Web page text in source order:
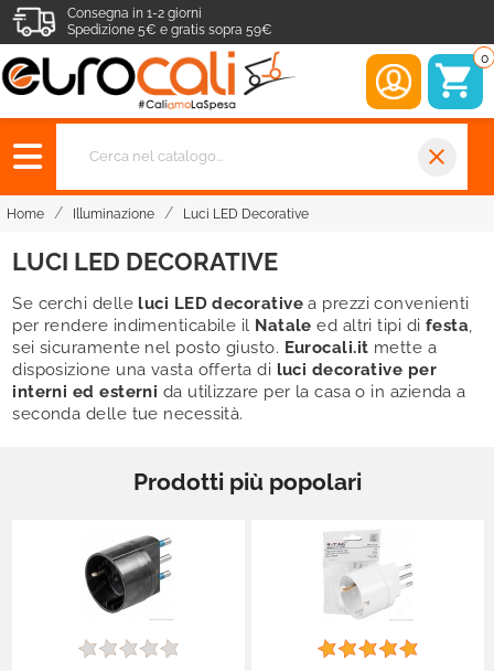
Consegna in 1-2 giorni
Spedizione 5€ e gratis sopra 59€
0
close
Home Illuminazione Luci LED Decorative
LUCI LED DECORATIVE
Se cerchi delle luci LED decorativea prezzi convenienti
per rendere indimenticabile il Natale ed altri tipi di festa,
sei sicuramente nel posto giusto. Eurocali.it mette a
disposizione una vasta offerta di luci decorative per
interni ed esterni da utilizzare per la casa o in azienda a
seconda delle tue necessità.
Prodotti più popolari